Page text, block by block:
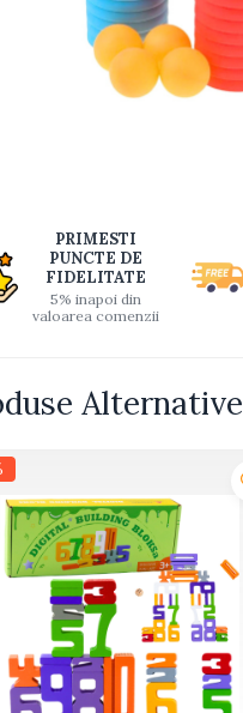
si
PRIMESTI
PUNCTE DE
FIDELITATE
5% inapoi din
valoarea comenzii
Alternative